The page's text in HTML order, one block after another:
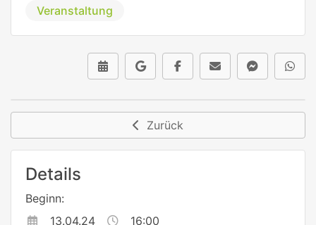
Veranstaltung
Zurück
Details
Beginn:
13.04.24
16:00